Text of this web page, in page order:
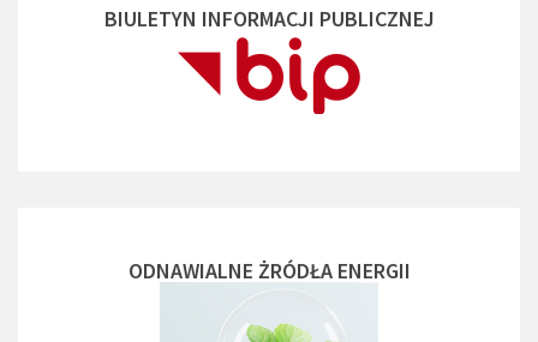
BIULETYN INFORMACJI PUBLICZNEJ
ODNAWIALNE ŻRÓDŁA ENERGII